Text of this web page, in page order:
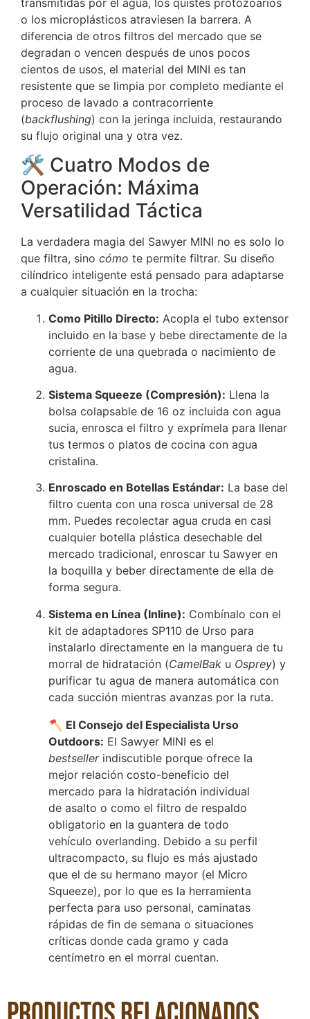
o los microplásticos atraviesen la barrera. A
diferencia de otros filtros del mercado que se
degradan o vencen después de unos pocos
cientos de usos, el material del MINI es tan
resistente que se limpia por completo mediante el
proceso de lavado a contracorriente
(backflushing) con la jeringa incluida, restaurando
su flujo original una y otra vez.
🛠️ Cuatro Modos de
Operación: Máxima
Versatilidad Táctica
La verdadera magia del Sawyer MINI no es solo lo
que filtra, sino cómo te permite filtrar. Su diseño
cilíndrico inteligente está pensado para adaptarse
a cualquier situación en la trocha:
Como Pitillo Directo: Acopla el tubo extensor
incluido en la base y bebe directamente de la
corriente de una quebrada o nacimiento de
agua.
Sistema Squeeze (Compresión): Llena la
bolsa colapsable de 16 oz incluida con agua
sucia, enrosca el filtro y exprímela para llenar
tus termos o platos de cocina con agua
cristalina.
Enroscado en Botellas Estándar: La base del
filtro cuenta con una rosca universal de 28
mm. Puedes recolectar agua cruda en casi
cualquier botella plástica desechable del
mercado tradicional, enroscar tu Sawyer en
la boquilla y beber directamente de ella de
forma segura.
Sistema en Línea (Inline): Combínalo con el
kit de adaptadores SP110 de Urso para
instalarlo directamente en la manguera de tu
morral de hidratación (CamelBak u Osprey) y
purificar tu agua de manera automática con
cada succión mientras avanzas por la ruta.
🪓 El Consejo del Especialista Urso
Outdoors: El Sawyer MINI es el
bestsellerindiscutible porque ofrece la
mejor relación costo-beneficio del
mercado para la hidratación individual
de asalto o como el filtro de respaldo
obligatorio en la guantera de todo
vehículo overlanding. Debido a su perfil
ultracompacto, su flujo es más ajustado
que el de su hermano mayor (el Micro
Squeeze), por lo que es la herramienta
perfecta para uso personal, caminatas
rápidas de fin de semana o situaciones
críticas donde cada gramo y cada
centímetro en el morral cuentan.